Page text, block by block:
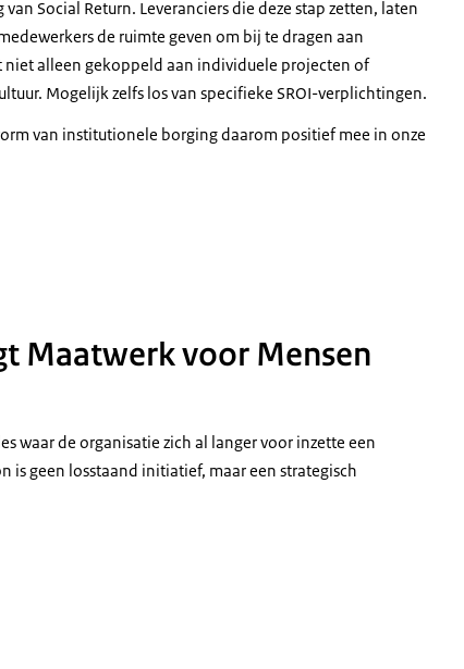
Social Return. Leveranciers die deze stap zetten, laten
de ruimte geven om bij te dragen aan
alleen gekoppeld aan individuele projecten of
Mogelijk zelfs los van specifieke SROI-verplichtingen.
van institutionele borging daarom positief mee in onze
Maatwerk voor Mensen
waar de organisatie zich al langer voor inzette een
is geen losstaand initiatief, maar een strategisch
lucht tijdens een event van Kansmakers